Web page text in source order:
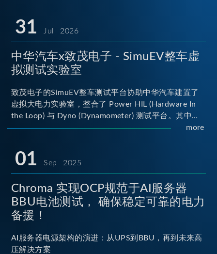
31 Jul 2026
中华汽车x致茂电子 - SimuEV整车虚
拟测试实验室
致茂电子的SimuEV整车测试平台协助中华汽车建置了
虚拟大电力实验室，整合了 Power HIL (Hardware In
the Loop) 与 Dyno (Dynamometer) 测试平台。其中
Power HIL 建立OBC (Onboard Charger) 与 DC/DC转
马达待测物重现车辆行驶时的负载工况...
more
01 Sep 2025
Chroma 实现OCP规范于AI服务器
BBU电池测试， 确保稳定可靠的电力
备援！
AI服务器电源架构的演进：从UPS到BBU，再到未来高
压解决方案